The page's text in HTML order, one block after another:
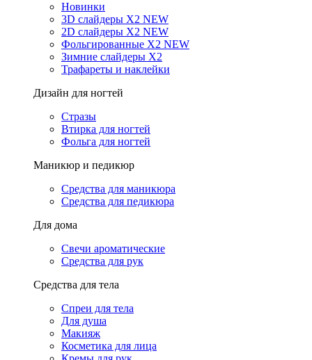
Новинки
3D слайдеры X2 NEW
2D слайдеры X2 NEW
Фольгированные X2 NEW
Зимние слайдеры Х2
Трафареты и наклейки
Дизайн для ногтей
Стразы
Втирка для ногтей
Фольга для ногтей
Маникюр и педикюр
Средства для маникюра
Средства для педикюра
Для дома
Свечи ароматические
Средства для рук
Средства для тела
Спреи для тела
Для душа
Макияж
Косметика для лица